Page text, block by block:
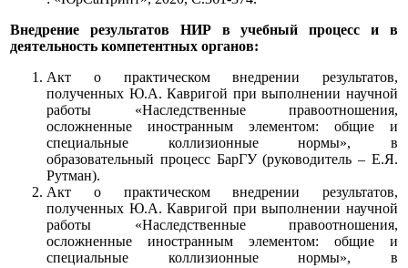
Внедрение результатов НИР в учебный процесс и в
деятельность компетентных органов:
Акт о практическом внедрении результатов,
полученных Ю.А. Кавригой при выполнении научной
работы «Наследственные правоотношения,
осложненные иностранным элементом: общие и
специальные коллизионные нормы», в
образовательный процесс БарГУ (руководитель – Е.Я.
Рутман).
Акт о практическом внедрении результатов,
полученных Ю.А. Кавригой при выполнении научной
работы «Наследственные правоотношения,
осложненные иностранным элементом: общие и
специальные коллизионные нормы», в